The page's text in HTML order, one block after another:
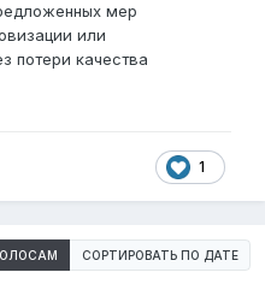
мер
или
потери качества
1
СОРТИРОВАТЬ ПО ДАТЕ